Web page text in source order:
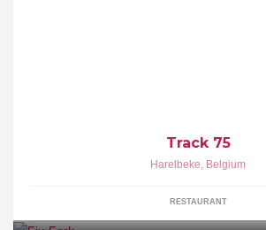
Track 75
Harelbeke, Belgium
RESTAURANT